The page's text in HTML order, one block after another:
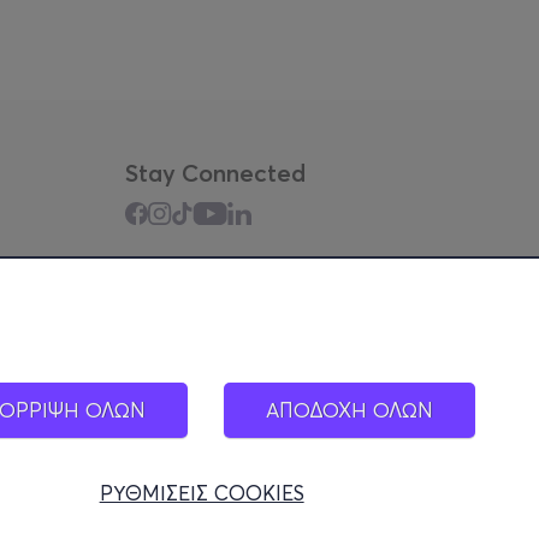
ΟΛΩΝ ΑΠΟΔΟΧΗ ΟΛΩΝ
ΡΥΘΜΙΣΕΙΣ COOKIES
Stay Connected